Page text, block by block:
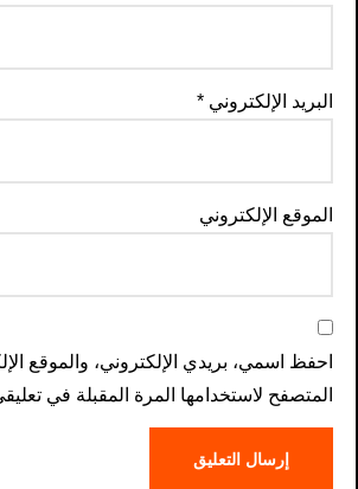
البريد الإلكتروني*
الموقع الإلكتروني
احفظ اسمي، بريدي الإلكتروني، والموقع
المتصفح لاستخدامها المرة المقبلة في